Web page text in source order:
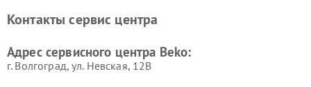
Ремонт холодильников Beko Ремонт морозильных камер
Контакты сервис центра
Адрес сервисного центра Beko:
г. Волгоград, ул. Невская, 12В